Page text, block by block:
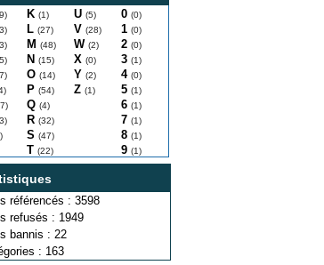
K (1)
L (27)
M (48)
N (15)
O (14)
P (54)
Q (4)
R (32)
S (47)
T (22)
U (5)
V (28)
W (2)
X (0)
Y (2)
Z (1)
0 (0)
1 (0)
2 (0)
3 (1)
4 (0)
5 (1)
6 (1)
7 (1)
8 (1)
9 (1)
référencés : 3598
refusés : 1949
bannis : 22
: 163